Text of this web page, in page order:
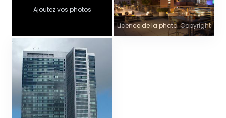
Ajoutez vos photos
Licence de la photo: Copyright